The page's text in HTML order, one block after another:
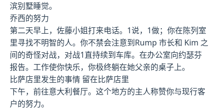
滨别墅睡觉。
乔西的努力
第二天早上，佐藤小姐打来电话。1说，1做；你在陈列室
里寻找不明智的人。你不禁会注意到Rump 市长和 Kim 之
间的奇怪对战，对战1直持续到车库。在办公室向约瑟芬
报告。工作使你快乐，你极终躺在她父亲的桌子上。
比萨店里发生的事情 留在比萨店里
下午，前往意大利餐厅。这个地方的主人称赞你与现行客
户的努力。